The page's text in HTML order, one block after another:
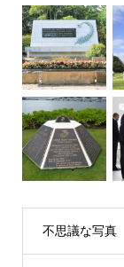
不思議な写真